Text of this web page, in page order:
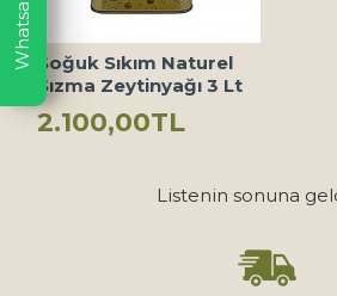
Soğuk Sıkım Naturel
Sızma Zeytinyağı 3 Lt
2.100,00TL
Listenin sonuna
Whatsapp